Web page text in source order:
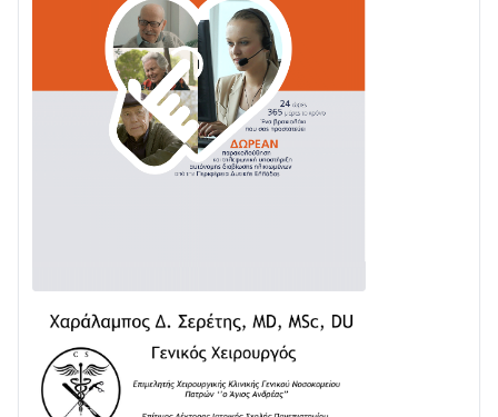
Με Αρχιερατική Λαμπρότητα η Πανήγυρη της
Μεταμορφώσεως του Σωτήρος στο Γολέμι
03/08 • 07:45
Ενισχύεται η Πολιτική Προστασία στο Δήμο Αγρινίου
με δύο νέα υδροφόρα οχήματα
02/08 • 18:26
28/07 • 21:46
24/07 • 11:31